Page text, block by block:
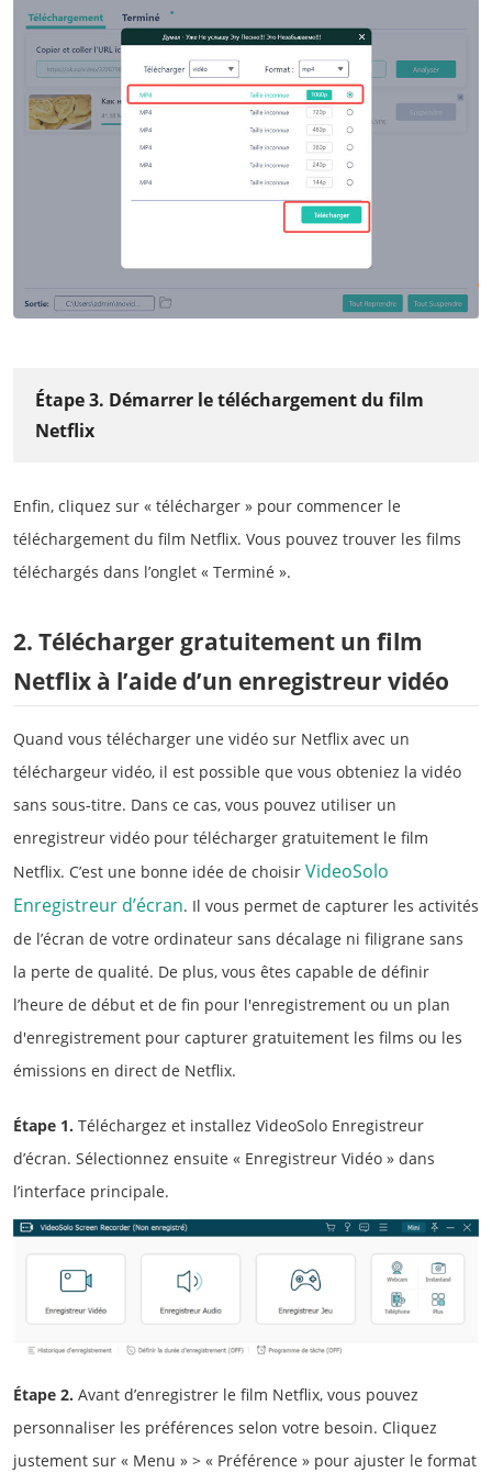
Étape 3. Démarrer le téléchargement du film
Netflix
Enfin, cliquez sur « télécharger » pour commencer le
téléchargement du film Netflix. Vous pouvez trouver les films
téléchargés dans l’onglet « Terminé ».
2. Télécharger gratuitement un film
Netflix à l’aide d’un enregistreur vidéo
Quand vous télécharger une vidéo sur Netflix avec un
téléchargeur vidéo, il est possible que vous obteniez la vidéo
sans sous-titre. Dans ce cas, vous pouvez utiliser un
enregistreur vidéo pour télécharger gratuitement le film
Netflix. C’est une bonne idée de choisir VideoSolo
Enregistreur d’écran. Il vous permet de capturer les activités
de l’écran de votre ordinateur sans décalage ni filigrane sans
la perte de qualité. De plus, vous êtes capable de définir
l’heure de début et de fin pour l'enregistrement ou un plan
d'enregistrement pour capturer gratuitement les films ou les
émissions en direct de Netflix.
Étape 1. Téléchargez et installez VideoSolo Enregistreur
d’écran. Sélectionnez ensuite « Enregistreur Vidéo » dans
l’interface principale.
Étape 2. Avant d’enregistrer le film Netflix, vous pouvez
personnaliser les préférences selon votre besoin. Cliquez
justement sur « Menu » > « Préférence » pour ajuster le format